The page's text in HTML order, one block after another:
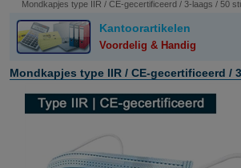
Mondkapjes type IIR / CE-gecertificeerd / 3-laags / 50
Kantoorartikelen
Voordelig & Handig
Mondkapjes type IIR / CE-gecertificeerd /